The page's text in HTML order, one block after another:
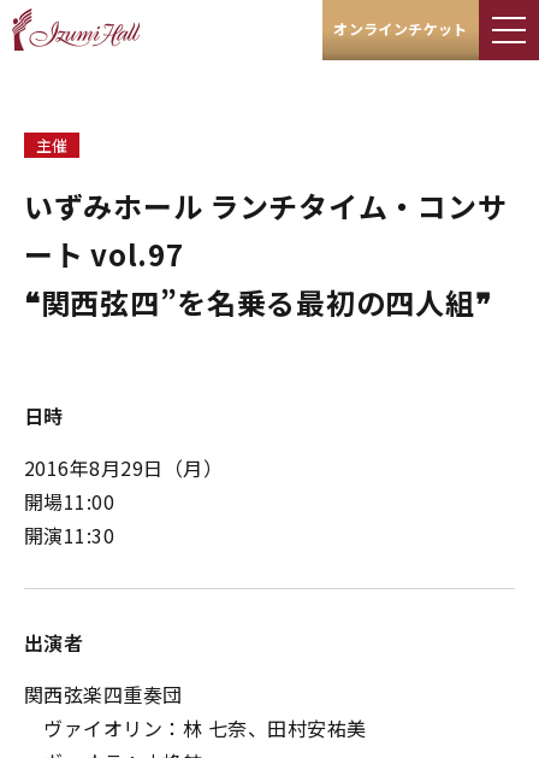
オンラインチケット
主催
いずみホール ランチタイム・コンサ
ート vol.97
❝関西弦四”を名乗る最初の四人組❞
日時
2016年8月29日（月）
開場11:00
開演11:30
出演者
関西弦楽四重奏団
ヴァイオリン：林 七奈、田村安祐美